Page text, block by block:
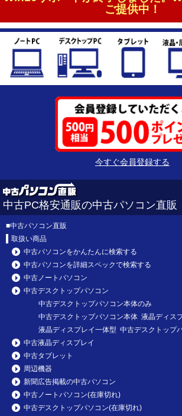
ご提供中！
今すぐ会員登録する
中古PC格安通販の中古パソコン直販
■中古パソコン直販
取扱い商品
中古パソコンをかんたんに検索する
中古パソコンを詳細スペックで検索する
中古ノートパソコン
中古デスクトップパソコン
中古デスクトップパソコン本体のみ
中古デスクトップパソコン本体 液晶ディス
液晶ディスプレイ一体型 中古デスクトップ
中古液晶ディスプレイ
中古タブレット
周辺機器
新聞広告掲載の中古パソコン
中古ノートパソコン(在庫切れ)
中古デスクトップパソコン(在庫切れ)